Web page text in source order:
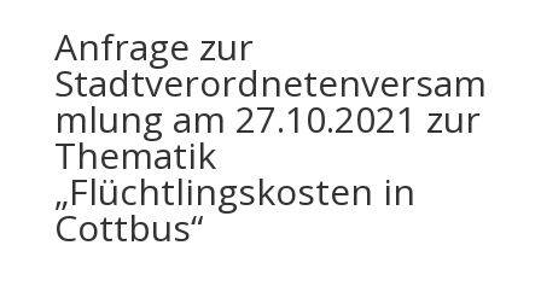
Anfrage zur
Stadtverordnetenversam
mlung am 27.10.2021 zur
Thematik
„Flüchtlingskosten in
Cottbus“